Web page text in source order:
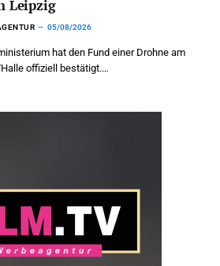
Leipzig
05/08/2026
hat den Fund einer Drohne am
offiziell bestätigt.…